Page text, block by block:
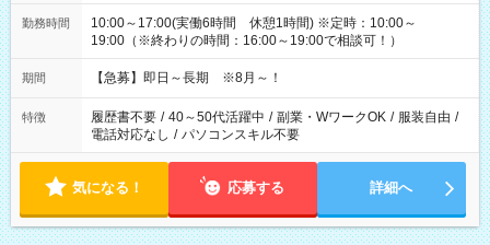
勤務時間
10:00～17:00(実働6時間 休憩1時間) ※定時：10:00～
19:00（※終わりの時間：16:00～19:00で相談可！）
期間 【急募】即日～長期 ※8月～！
特徴 履歴書不要 / 40～50代活躍中 / 副業・WワークOK / 服装自由 /
電話対応なし / パソコンスキル不要
気になる！ 応募する 詳細へ